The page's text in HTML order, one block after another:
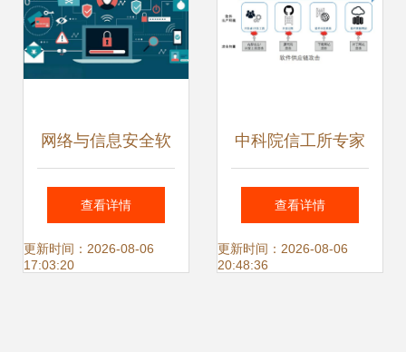
网络与信息安全软
件开发 携手织密护
网，共守数字家园
查看详情
更新时间：2026-08-06
17:03:20
中科院信工所专家
确保软件供应链安
全是一项系统工程
查看详情
更新时间：2026-08-06
20:48:36